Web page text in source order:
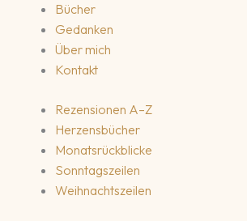
Bücher
Gedanken
Über mich
Kontakt
Rezensionen A–Z
Herzensbücher
Monatsrückblicke
Sonntagszeilen
Weihnachtszeilen